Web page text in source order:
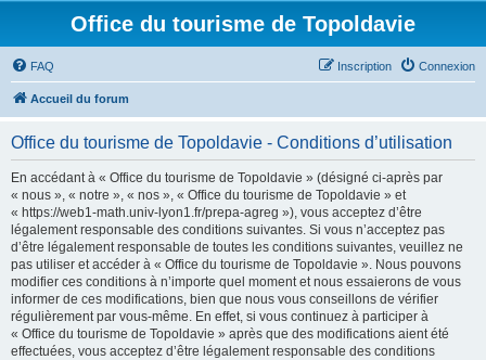
Office du tourisme de Topoldavie
FAQ Connexion
Inscription
Accueil du forum
Office du tourisme de Topoldavie - Conditions d’utilisation
En accédant à « Office du tourisme de Topoldavie » (désigné ci-après par
« nous », « notre », « nos », « Office du tourisme de Topoldavie » et
« https://web1-math.univ-lyon1.fr/prepa-agreg »), vous acceptez d’être
légalement responsable des conditions suivantes. Si vous n’acceptez pas
d’être légalement responsable de toutes les conditions suivantes, veuillez ne
pas utiliser et accéder à « Office du tourisme de Topoldavie ». Nous pouvons
modifier ces conditions à n’importe quel moment et nous essaierons de vous
informer de ces modifications, bien que nous vous conseillons de vérifier
régulièrement par vous-même. En effet, si vous continuez à participer à
« Office du tourisme de Topoldavie » après que des modifications aient été
effectuées, vous acceptez d’être légalement responsable des conditions